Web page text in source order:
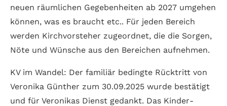
neuen räum­lichen Gegeben­heiten ab 2027 um­gehen
können, was es braucht etc.. Für jeden Bereich
werden Kirch­vor­steher zuge­ordnet, die die Sorgen,
Nöte und Wünsche aus den Bereichen auf­nehmen.
KV im Wandel: Der familiär bedingte Rück­tritt von
Veronika Günther zum 30.09.2025 wurde bestätigt
und für Veronikas Dienst gedankt. Das Kinder­